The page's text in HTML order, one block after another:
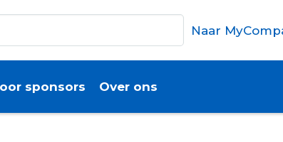
Naar
sponsors Over ons